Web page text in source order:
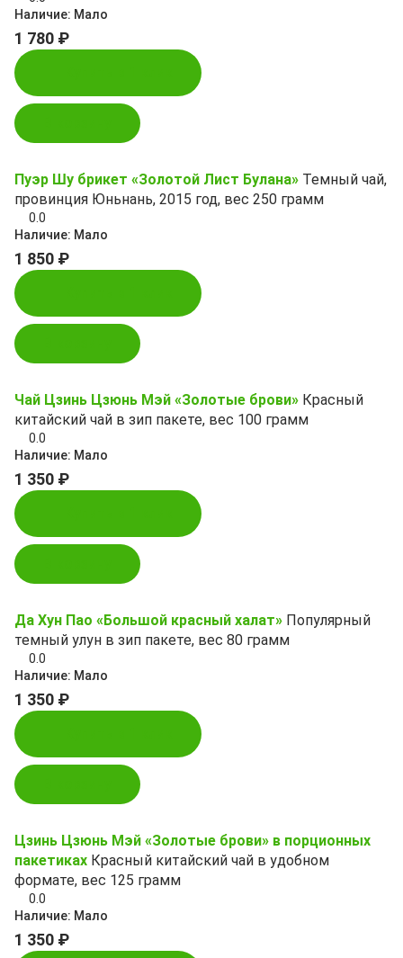
Наличие: Мало
1 780 ₽
Пуэр Шу брикет «Золотой Лист Булана» Темный чай,
провинция Юньнань, 2015 год, вес 250 грамм
0.0
Наличие: Мало
1 850 ₽
Чай Цзинь Цзюнь Мэй «Золотые брови» Красный
китайский чай в зип пакете, вес 100 грамм
0.0
Наличие: Мало
1 350 ₽
Да Хун Пао «Большой красный халат» Популярный
темный улун в зип пакете, вес 80 грамм
0.0
Наличие: Мало
1 350 ₽
Цзинь Цзюнь Мэй «Золотые брови» в порционных
пакетиках Красный китайский чай в удобном
формате, вес 125 грамм
0.0
Наличие: Мало
1 350 ₽